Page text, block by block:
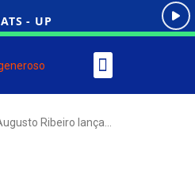
Ribeiro lança…